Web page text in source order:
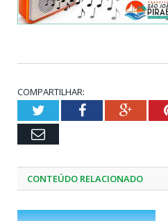
COMPARTILHAR:
TwitterFacebook
Email
CONTEÚDO RELACIONADO